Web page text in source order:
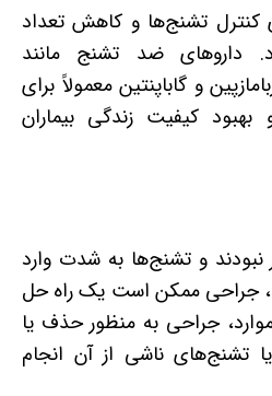
کنترل تشنج‌ها و کاهش تعداد
داروهای ضد تشنج مانند
و گاباپنتین معمولاً برای
کیفیت زندگی بیماران
نبودند و تشنج‌ها به شدت وارد
جراحی ممکن است یک راه حل
جراحی به منظور حذف یا
تشنج‌های ناشی از آن انجام